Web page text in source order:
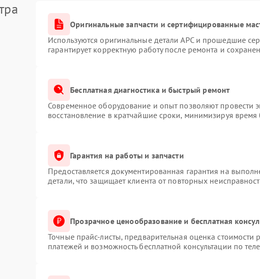
подключение кабелей. Избегайте
гарантию. Обратитесь в
определения причины.
оборудования и опыта.
и устранению неисправностей
оригинальные компоненты для замены. Это
устройства.
сервиса и использует современные методы
по итогам работ. Такой формат
для тщательного обследования.
службы источника бесперебойного питания и
Оригинальные запчасти и сертифицированные
Используются оригинальные детали APC и прошедшие
гарантирует корректную работу после ремонта и
Бесплатная диагностика и быстрый ремонт
Современное оборудование и опыт позволяют провести
восстановление в кратчайшие сроки, минимизируя время
Гарантия на работы и запчасти
Предоставляется документированная гарантия на
детали, что защищает клиента от повторных
Прозрачное ценообразование и бесплатная
Точные прайс-листы, предварительная оценка стоимости
платежей и возможность бесплатной консультации по